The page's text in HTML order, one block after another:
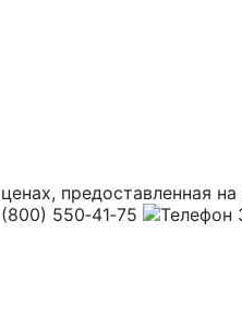
550‑41‑75